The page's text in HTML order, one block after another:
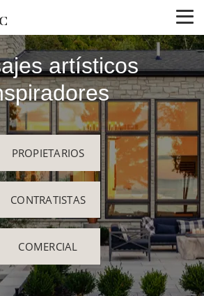
artísticos
PROPIETARIOS
CONTRATISTAS
COMERCIAL